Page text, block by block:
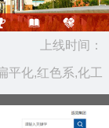
上线时间：
2020.05
平化,红色系,化工